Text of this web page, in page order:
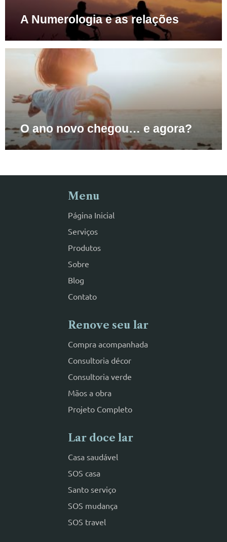
A Numerologia e as relações
O ano novo chegou… e agora?
Menu
Página Inicial
Serviços
Produtos
Sobre
Blog
Contato
Renove seu lar
Compra acompanhada
Consultoria décor
Consultoria verde
Mãos a obra
Projeto Completo
Lar doce lar
Casa saudável
SOS casa
Santo serviço
SOS mudança
SOS travel